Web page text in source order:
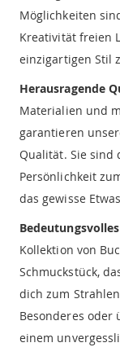
Möglichkeiten
Kreativität freien
einzigartigen Stil
Herausragende
Materialien und
garantieren
Qualität. Sie sind
Persönlichkeit
das gewisse
Kollektion von
Schmuckstück,
dich zum
Besonderes oder
einem